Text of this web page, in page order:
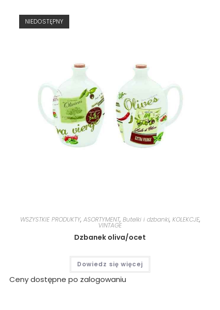
NIEDOSTĘPNY
WSZYSTKIE PRODUKTY, ASORTYMENT, Butelki i dzbanki, KOLEKCJE,
VINTAGE
Dzbanek oliva/ocet
Dowiedz się więcej
Ceny dostępne po zalogowaniu